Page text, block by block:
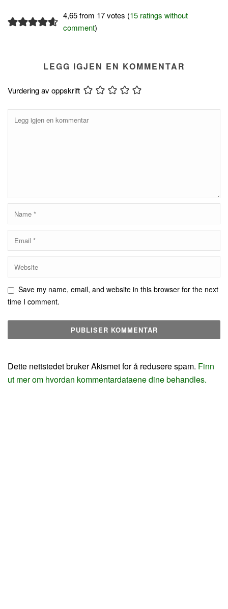
4,65 from 17 votes (15 ratings without
comment)
LEGG IGJEN EN KOMMENTAR
Vurdering av oppskrift
Save my name, email, and website in this browser for the next
time I comment.
Dette nettstedet bruker Akismet for å redusere spam. Finn
ut mer om hvordan kommentardataene dine behandles.